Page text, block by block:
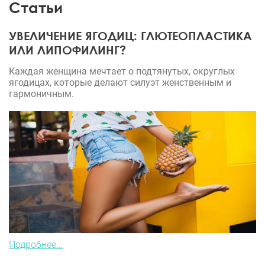
Статьи
УВЕЛИЧЕНИЕ ЯГОДИЦ: ГЛЮТЕОПЛАСТИКА
ИЛИ ЛИПОФИЛИНГ?
Каждая женщина мечтает о подтянутых, округлых
ягодицах, которые делают силуэт женственным и
гармоничным.
Подробнее...